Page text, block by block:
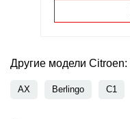
Другие модели Citroen:
AX Berlingo C1